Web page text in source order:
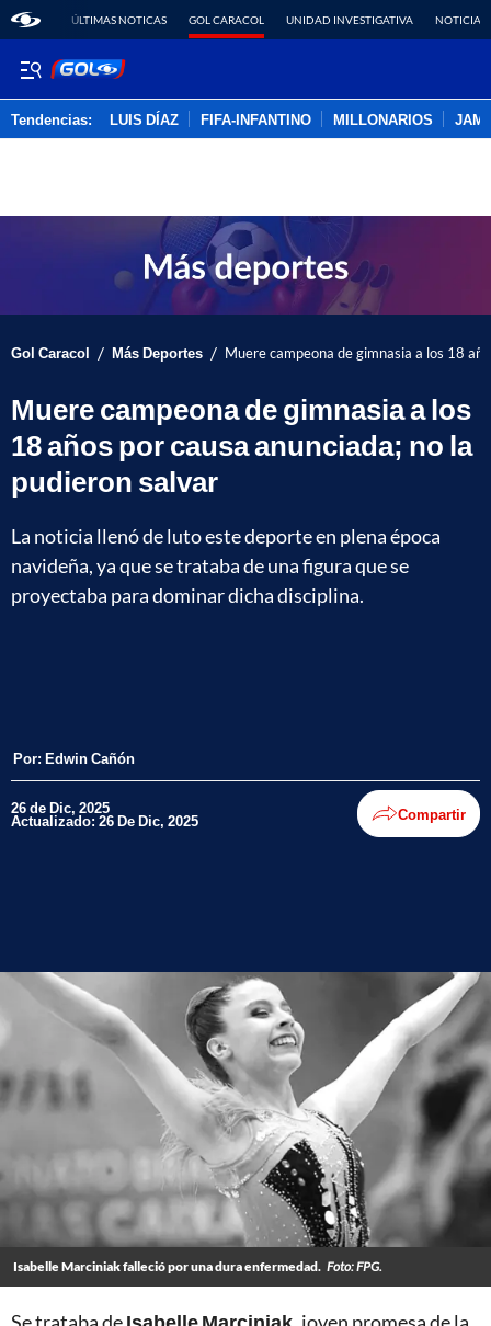
ÚLTIMAS NOTICAS GOL CARACOL UNIDAD INVESTIGATIVA NOTICIAS
Tendencias: LUIS DÍAZ FIFA-INFANTINO MILLONARIOS
Gol Caracol / Más Deportes / Muere campeona de gimnasia a los 18
Muere campeona de gimnasia a los
18 años por causa anunciada; no la
pudieron salvar
La noticia llenó de luto este deporte en plena época
navideña, ya que se trataba de una figura que se
proyectaba para dominar dicha disciplina.
Por: Edwin Cañón
26 de Dic, 2025
Actualizado: 26 De Dic, 2025 Compartir
Isabelle Marciniak falleció por una dura enfermedad. Foto: FPG.